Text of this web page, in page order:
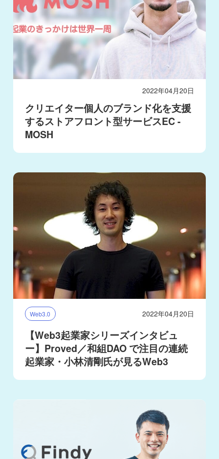
2022年04月20日
クリエイター個人のブランド化を支援
するストアフロント型サービスEC -
MOSH
Web3.0 2022年04月20日
【Web3起業家シリーズインタビュ
ー】Proved／和組DAO で注目の連続
起業家・小林清剛氏が見るWeb3